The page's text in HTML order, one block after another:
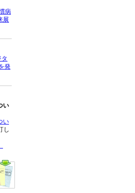
病
展
発
い
い
し
薬